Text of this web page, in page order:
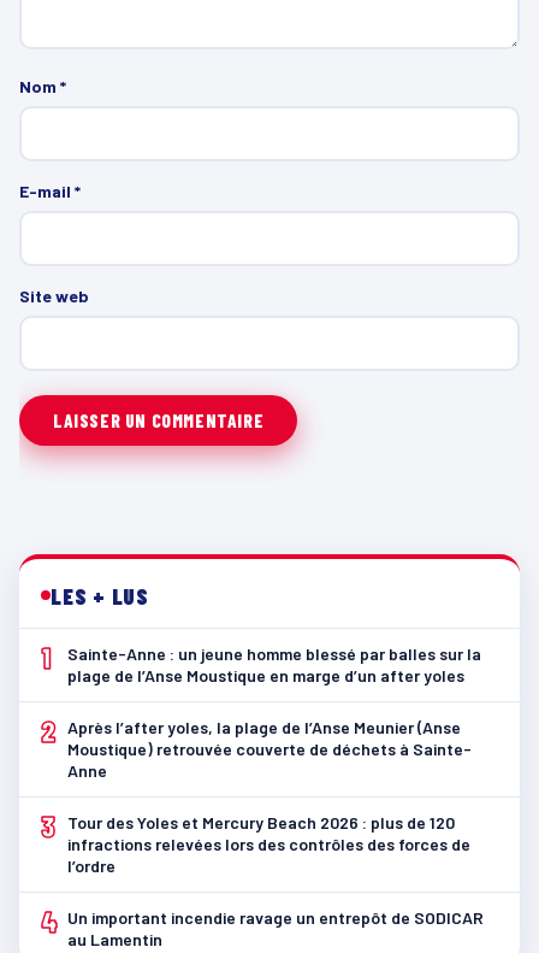
Nom *
E-mail *
Site web
LES + LUS
1
Sainte-Anne : un jeune homme blessé par balles sur la
plage de l’Anse Moustique en marge d’un after yoles
2 Après l’after yoles, la plage de l’Anse Meunier (Anse
Moustique) retrouvée couverte de déchets à Sainte-
Anne
3
Tour des Yoles et Mercury Beach 2026 : plus de 120
infractions relevées lors des contrôles des forces de
l’ordre
4 Un important incendie ravage un entrepôt de SODICAR
au Lamentin